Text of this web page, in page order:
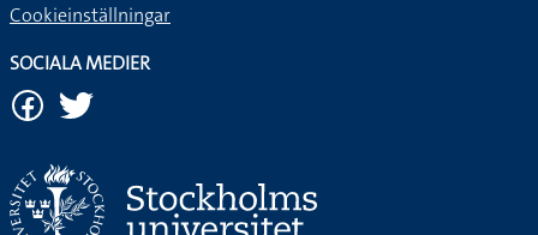
Cookieinställningar
SOCIALA MEDIER